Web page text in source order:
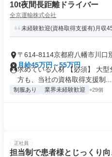
10t夜間長距離ドライバー
全京運輸株式会社
未経験歓迎(資格取得支援有)月収
〒614-8114京都府八幡市川口
月給45万円～55万円
求めている人材 【必須】 大
方も、当社の資格取得支援制...
制服あり 業界未経験歓迎 +29個
正社員
担当制で患者様とじっくり